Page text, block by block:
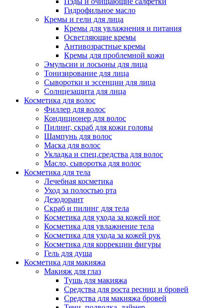
Гидрофильное масло
Кремы и гели для лица
Кремы для увлажнения и питания
Осветляющие кремы
Антивозрастные кремы
Кремы для проблемной кожи
Эмульсии и лосьоны для лица
Тонизирование для лица
Сыворотки и эссенции для лица
Солнцезащита для лица
Косметика для волос
Филлер для волос
Кондиционер для волос
Пилинг, скраб для кожи головы
Шампунь для волос
Маска для волос
Укладка и спец.средства для волос
Масло, сыворотка для волос
Косметика для тела
Лечебная косметика
Уход за полостью рта
Дезодорант
Скраб и пилинг для тела
Косметика для ухода за кожей ног
Косметика для увлажнение тела
Косметика для ухода за кожей рук
Косметика для коррекции фигуры
Гель для душа
Косметика для макияжа
Макияж для глаз
Тушь для макияжа
Средства для роста ресниц и бровей
Средства для макияжа бровей